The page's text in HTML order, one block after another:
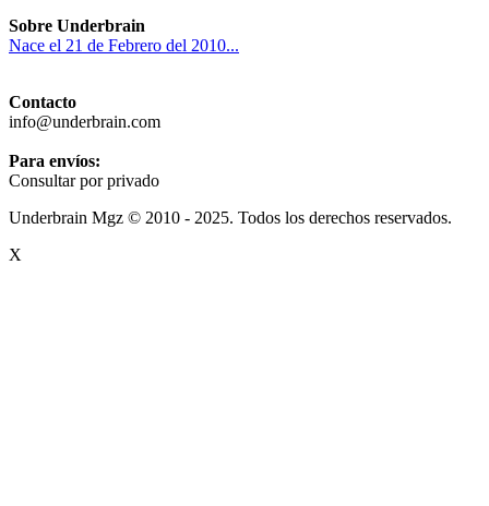
Sobre Underbrain
Nace el 21 de Febrero del 2010...
Contacto
info@underbrain.com
Para envíos:
Consultar por privado
Underbrain Mgz © 2010 - 2025. Todos los derechos reservados.
X